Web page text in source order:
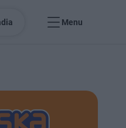
Menu